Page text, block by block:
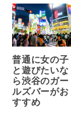
普通に女の子
と遊びたいな
ら渋谷のガー
ルズバーがお
すすめ